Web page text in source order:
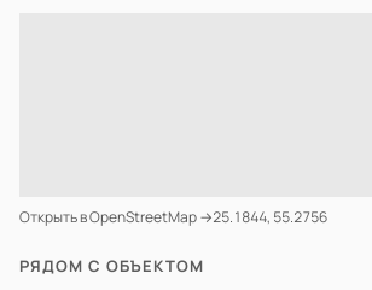
Открыть в OpenStreetMap →25.1844, 55.2756
РЯДОМ С ОБЪЕКТОМ